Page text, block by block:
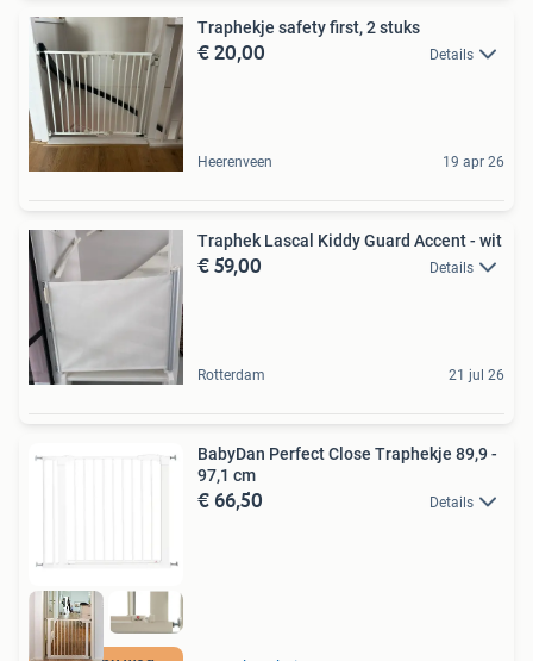
Traphekje safety first, 2 stuks
€ 20,00 Details
Heerenveen 19 apr 26
Traphek Lascal Kiddy Guard Accent - wit
€ 59,00 Details
Rotterdam 21 jul 26
BabyDan Perfect Close Traphekje 89,9 -
97,1 cm
€ 66,50 Details